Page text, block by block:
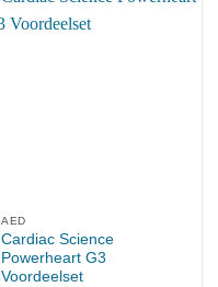
AED
Cardiac Science
Powerheart G3
Voordeelset